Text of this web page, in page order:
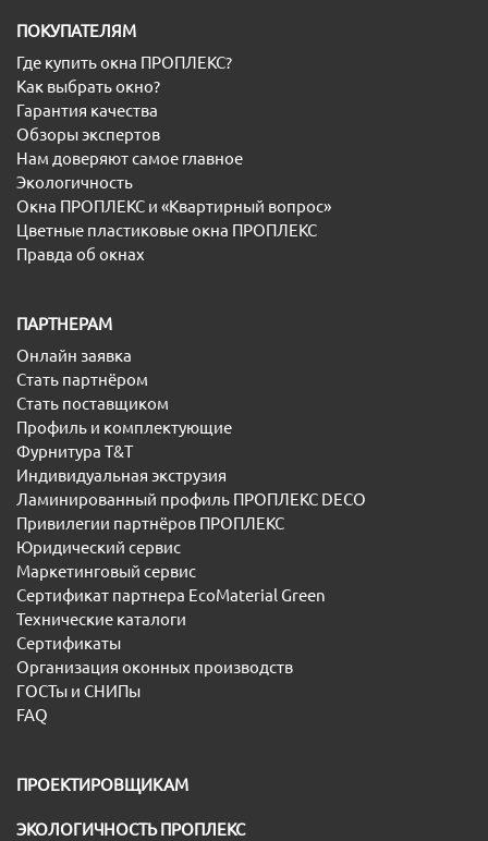
ПОКУПАТЕЛЯМ
Где купить окна ПРОПЛЕКС?
Как выбрать окно?
Гарантия качества
Обзоры экспертов
Нам доверяют самое главное
Экологичность
Окна ПРОПЛЕКС и «Квартирный вопрос»
Цветные пластиковые окна ПРОПЛЕКС
Правда об окнах
ПАРТНЕРАМ
Онлайн заявка
Стать партнёром
Стать поставщиком
Профиль и комплектующие
Фурнитура T&T
Индивидуальная экструзия
Ламинированный профиль ПРОПЛЕКС DECO
Привилегии партнёров ПРОПЛЕКС
Юридический сервис
Маркетинговый сервис
Сертификат партнера EcoMaterial Green
Технические каталоги
Сертификаты
Организация оконных производств
ГОСТы и СНИПы
FAQ
ПРОЕКТИРОВЩИКАМ
ЭКОЛОГИЧНОСТЬ ПРОПЛЕКС